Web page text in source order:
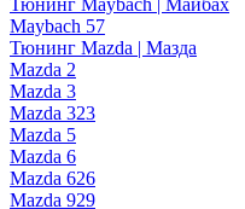
Тюнинг Maybach | Майбах
Maybach 57
Тюнинг Mazda | Мазда
Mazda 2
Mazda 3
Mazda 323
Mazda 5
Mazda 6
Mazda 626
Mazda 929